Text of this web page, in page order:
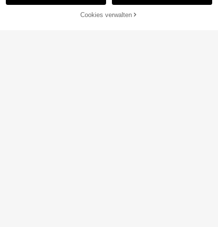
ZUM WARENKORB HINZUFÜGEN
Cookies verwalten